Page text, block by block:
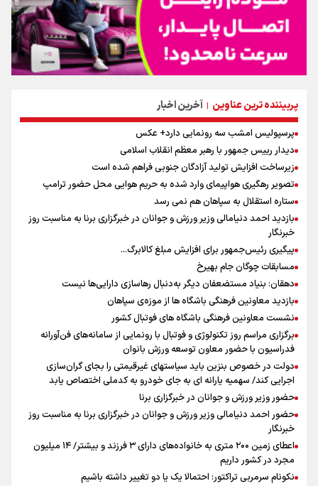
پربیننده ترین عناوین | آخرین اخبار
پرسپولیس امشب سه رونمایی دارد+ عکس
دیدار رییس جمهور با رهبر معظم انقلاب اسلامی
زیرساخت افزایش تولید آزادگان جنوبی فراهم شده است
تصویر رهگیری هواپیمای وارد شده به حریم هوایی محل حضور ترامپ
ستاره استقلال به سپاهان هم نمی رسد
بازدید احمد دنیامالی وزیر ورزش و جوانان در خبرگزاری برنا به مناسبت روز
خبرنگار
پیگیری رئیس‌جمهور برای افزایش مبلغ کالابرگ...
مسابقات چوگان جام بهیرخ
دهقان: بنیاد مستضعفان دیگر به‌دنبال رهاسازی دارایی‌ها نیست
بازدید معاونین فرهنگی باشگاه ها از موزه‌ی سپاهان
نشست معاونین فرهنگی باشگاه های فوتبال کشور
برگزاری مراسم روز تکنولوژی و فوتبال با رونمایی از سامانه‌های فن‌آورانه
فدراسیون با حضور معاون توسعه ورزش بانوان
دولت در خصوص بنزین باید سیاستهای غیرقیمتی را بجای گران‌سازی
اجرایی کند/ سهمیه یارانه ای به جای خودرو به کدملی اختصاص یابد
حضور وزیر ورزش و جوانان در خبرگزاری برنا
حضور احمد دنیامالی وزیر ورزش و جوانان در خبرگزاری برنا به مناسبت روز
خبرنگار
اعطای زمین ۲۰۰ متری به خانواده‌های دارای ۳ فرزند و بیشتر/ ۱۴ میلیون
مجرد در کشور داریم
نکونام سرمربی تراکتور: احتمالا یک یا دو تغییر داشته باشیم